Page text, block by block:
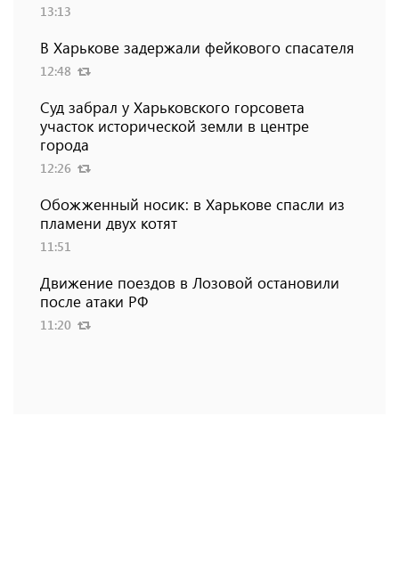
13:13
В Харькове задержали фейкового спасателя
12:48
Суд забрал у Харьковского горсовета
участок исторической земли в центре
города
12:26
Обожженный носик: в Харькове спасли из
пламени двух котят
11:51
Движение поездов в Лозовой остановили
после атаки РФ
11:20